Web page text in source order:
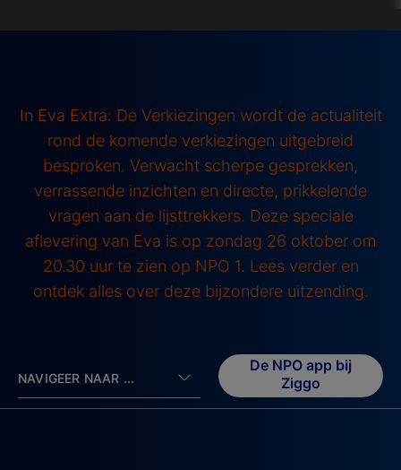
In Eva Extra: De Verkiezingen wordt de actualiteit
rond de komende verkiezingen uitgebreid
besproken. Verwacht scherpe gesprekken,
verrassende inzichten en directe, prikkelende
vragen aan de lijsttrekkers. Deze speciale
aflevering van Eva is op zondag 26 oktober om
20.30 uur te zien op NPO 1. Lees verder en
ontdek alles over deze bijzondere uitzending.
NAVIGEER NAAR ...
De NPO app bij
Ziggo